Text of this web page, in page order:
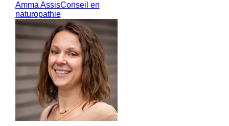
Amma AssisConseil en
naturopathie